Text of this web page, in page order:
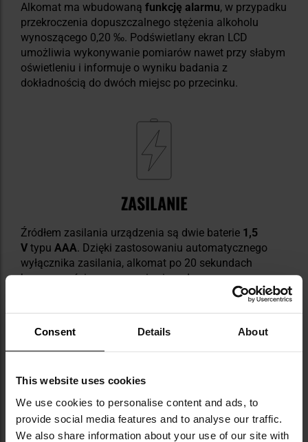
Consent Details About
This website uses cookies
We use cookies to personalise content and ads, to
provide social media features and to analyse our traffic.
We also share information about your use of our site with
Alkomat ma wbudowaną funkcję alarmu, w przypadku
przekroczenia dopuszczalnego stężenia alkoholu
wynoszącego 0,20 ‰. Podświetlany ekran LCD
umożliwia wykonywanie pomiarów nawet przy słabym
oświetleniu i informuje o wyniku badania z
dokładnością do dwóch miejsc po przecinku.
ZASILANIE
Źródłem zasilania urządzenia są dwie baterie 1,5
V typu AAA. Dzięki zastosowaniu automatycznego
wyłącznika zasilania, alkomat po 20 sekundach
bezczynności samoczynnie się wyłączy.
ELEMENTY ZESTAWU